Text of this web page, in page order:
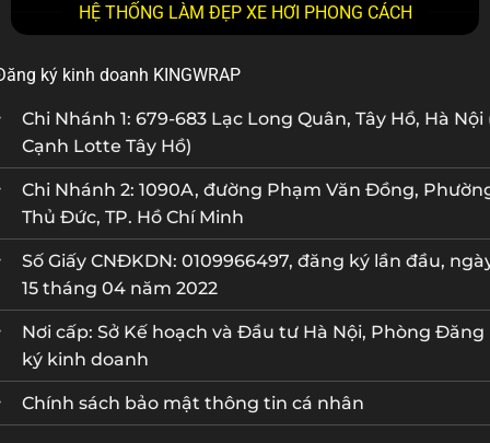
HỆ THỐNG LÀM ĐẸP XE HƠI PHONG CÁCH
ký kinh doanh KINGWRAP
Chi Nhánh 1: 679-683 Lạc Long Quân, Tây Hồ, Hà Nội
Cạnh Lotte Tây Hồ)
Chi Nhánh 2: 1090A, đường Phạm Văn Đồng,
Thủ Đức, TP. Hồ Chí Minh
Số Giấy CNĐKDN: 0109966497, đăng ký lần đầu,
15 tháng 04 năm 2022
Nơi cấp: Sở Kế hoạch và Đầu tư Hà Nội, Phòng Đăng
ký kinh doanh
Chính sách bảo mật thông tin cá nhân